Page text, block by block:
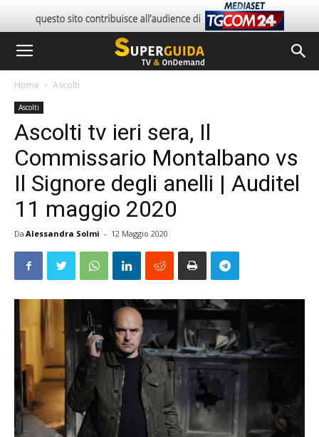
Home Ascolti
Ascolti
Ascolti tv ieri sera, Il
Commissario Montalbano vs
Il Signore degli anelli | Auditel
11 maggio 2020
Da Alessandra Solmi - 12 Maggio 2020